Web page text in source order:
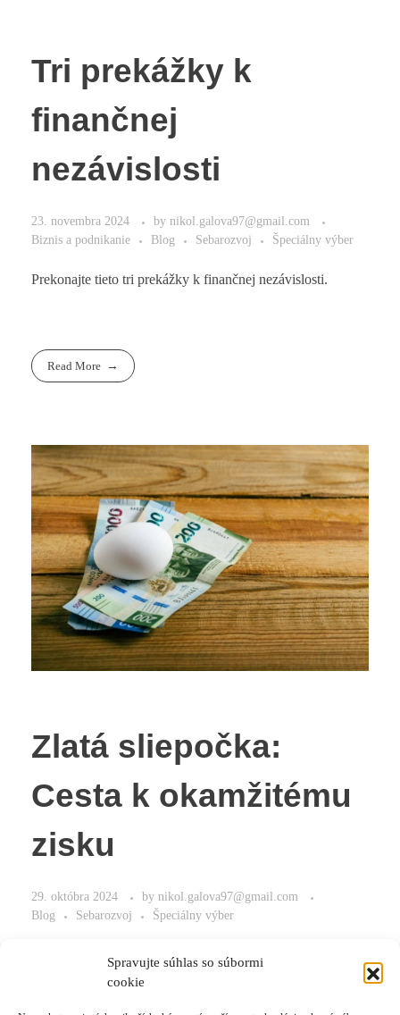
Spravujte súhlas so súbormi
cookie
Tri prekážky k
finančnej
nezávislosti
23. novembra 2024 by nikol.galova97@gmail.com
Biznis a podnikanie
Blog Sebarozvoj Špeciálny výber
Prekonajte tieto tri prekážky k finančnej nezávislosti.
Read More
Zlatá sliepočka:
Cesta k okamžitému
zisku
29. októbra 2024 by nikol.galova97@gmail.com
Blog
Sebarozvoj Špeciálny výber
Cesta k okamžitéme zisku.